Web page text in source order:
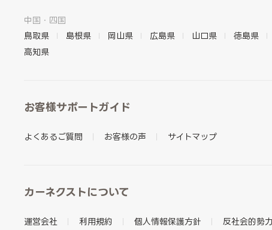
中国・四国
鳥取県
島根県 岡山県 広島県 山口県 徳島県
高知県
お客様サポートガイド
よくあるご質問 お客様の声 サイトマップ
カーネクストについて
運営会社 利用規約 個人情報保護方針 反社会的勢